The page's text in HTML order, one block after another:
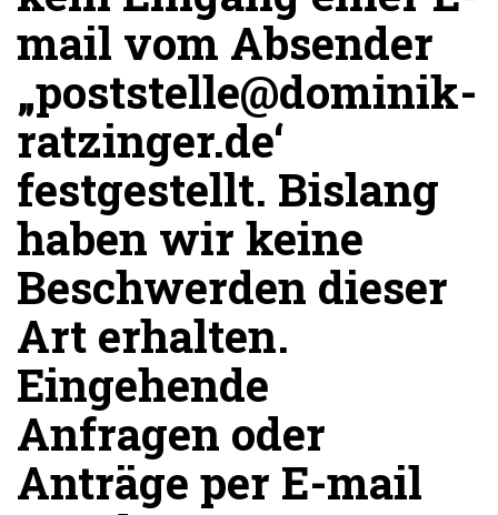
mail vom Absender
„poststelle@dominik-
ratzinger.de‘
festgestellt. Bislang
haben wir keine
Beschwerden dieser
Art erhalten.
Eingehende
Anfragen oder
Anträge per E-mail